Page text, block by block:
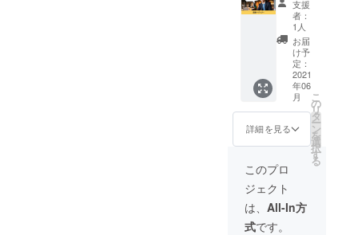
せてい
ただき
ます。
あなた
が世界
に伝え
たい
メッ
セージ
をぜひ
掲載さ
せてく
ださ
い。 ※
撮影日
はメー
ルにて
調整さ
るメッ
セー
ジ」の
企業ス
ポン
サーで
す。 写
真集の
巻末に
スポン
サーと
して企
業名と
HPの
QRコー
ドを掲
載しま
す。 写
支援
者：
1人
お届
け予
定：
2021
年06
月
詳細を見る
こ
の
リ
タ
ー
ン
を
選
択
す
る
このプロ
ジェクト
は、 All-In方
式です。